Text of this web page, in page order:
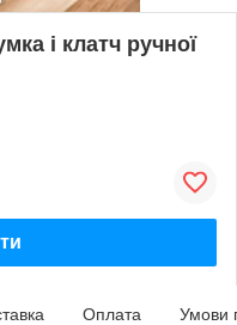
і клатч ручної
Оплата Умови